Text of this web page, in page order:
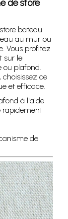
de store
bateau
au mur ou
Vous profitez
sur le
plafond.
choisissez ce
et efficace.
à l'aide
rapidement
de